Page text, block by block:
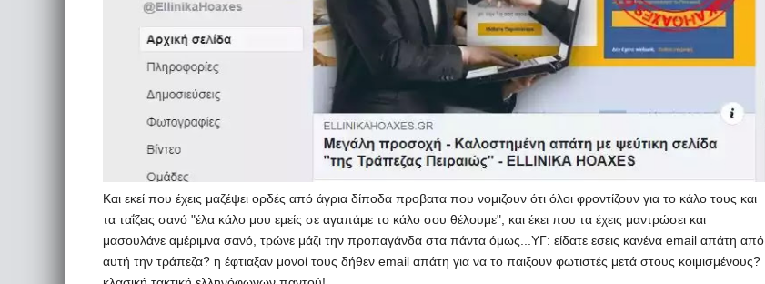
Και εκεί που έχεις μαζέψει ορδές από άγρια δίποδα προβατα που νομιζουν ότι όλοι φροντίζουν για το κάλο τους και
τα ταΐζεις σανό "έλα κάλο μου εμείς σε αγαπάμε το κάλο σου θέλουμε", και έκει που τα έχεις μαντρώσει και
μασουλάνε αμέριμνα σανό, τρώνε μάζι την προπαγάνδα στα πάντα όμως...ΥΓ: είδατε εσεις κανένα email απάτη από
αυτή την τράπεζα? η έφτιαξαν μονοί τους δήθεν email απάτη για να το παιξουν φωτιστές μετά στους κοιμισμένους?